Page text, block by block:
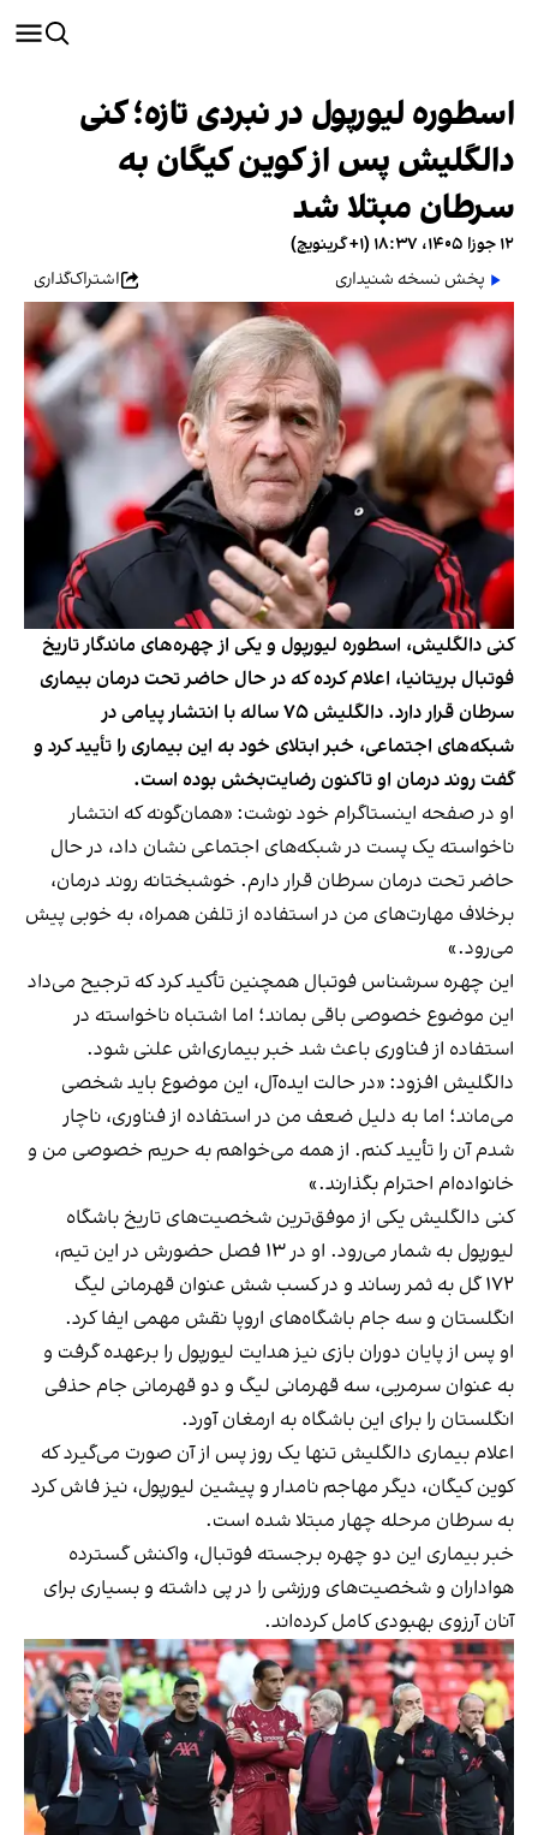
اسطوره لیورپول در نبردی تازه؛ کنی
دالگلیش پس از کوین کیگان به
سرطان مبتلا شد
۱۲ جوزا ۱۴۰۵، ۱۸:۳۷ (‎+۱ گرینویچ)
پخش نسخه شنیداری
اشتراک‌گذاری
کنی دالگلیش، اسطوره لیورپول و یکی از چهره‌های ماندگار تاریخ
فوتبال بریتانیا، اعلام کرده که در حال حاضر تحت درمان بیماری
سرطان قرار دارد. دالگلیش ۷۵ ساله با انتشار پیامی در
شبکه‌های اجتماعی، خبر ابتلای خود به این بیماری را تأیید کرد و
گفت روند درمان او تاکنون رضایت‌بخش بوده است.
او در صفحه اینستاگرام خود نوشت: «همان‌گونه که انتشار
ناخواسته یک پست در شبکه‌های اجتماعی نشان داد، در حال
حاضر تحت درمان سرطان قرار دارم. خوشبختانه روند درمان،
برخلاف مهارت‌های من در استفاده از تلفن همراه، به خوبی پیش
می‌رود.»
این چهره سرشناس فوتبال همچنین تأکید کرد که ترجیح می‌داد
این موضوع خصوصی باقی بماند؛ اما اشتباه ناخواسته در
استفاده از فناوری باعث شد خبر بیماری‌اش علنی شود.
دالگلیش افزود: «در حالت ایده‌آل، این موضوع باید شخصی
می‌ماند؛ اما به دلیل ضعف من در استفاده از فناوری، ناچار
شدم آن را تأیید کنم. از همه می‌خواهم به حریم خصوصی من و
خانواده‌ام احترام بگذارند.»
کنی دالگلیش یکی از موفق‌ترین شخصیت‌های تاریخ باشگاه
لیورپول به شمار می‌رود. او در ۱۳ فصل حضورش در این تیم،
۱۷۲ گل به ثمر رساند و در کسب شش عنوان قهرمانی لیگ
انگلستان و سه جام باشگاه‌های اروپا نقش مهمی ایفا کرد.
او پس از پایان دوران بازی نیز هدایت لیورپول را برعهده گرفت و
به عنوان سرمربی، سه قهرمانی لیگ و دو قهرمانی جام حذفی
انگلستان را برای این باشگاه به ارمغان آورد.
اعلام بیماری دالگلیش تنها یک روز پس از آن صورت می‌گیرد که
کوین کیگان، دیگر مهاجم نامدار و پیشین لیورپول، نیز فاش کرد
به سرطان مرحله چهار مبتلا شده است.
خبر بیماری این دو چهره برجسته فوتبال، واکنش گسترده
هواداران و شخصیت‌های ورزشی را در پی داشته و بسیاری برای
آنان آرزوی بهبودی کامل کرده‌اند.